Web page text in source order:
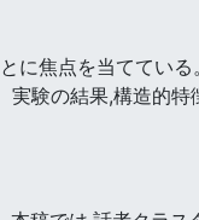
に焦点を当ててい
験の結果,構造的特